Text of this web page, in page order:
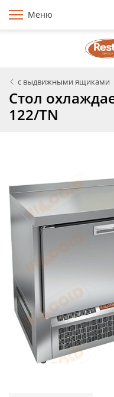
Меню
с выдвижными ящиками
Стол
122/TN